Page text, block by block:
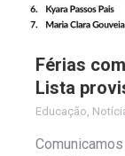
Férias
Lista
Educação